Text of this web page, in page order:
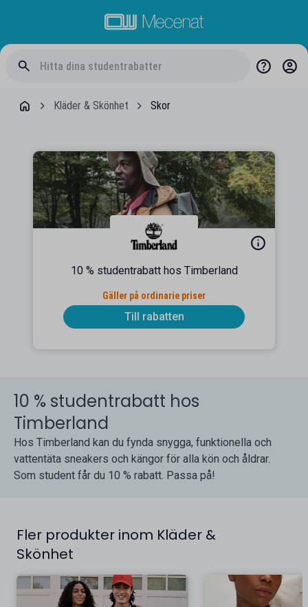
Kläder & Skönhet Skor
10 % studentrabatt hos Timberland
Gäller på ordinarie priser
Till rabatten
10 % studentrabatt hos
Timberland
Hos Timberland kan du fynda snygga, funktionella och
vattentäta sneakers och kängor för alla kön och åldrar.
Som student får du 10 % rabatt. Passa på!
Fler produkter inom Kläder &
Skönhet